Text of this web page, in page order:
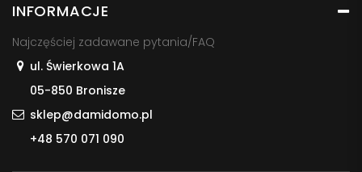
INFORMACJE
Najczęściej zadawane pytania/FAQ
ul. Świerkowa 1A
05-850 Bronisze
sklep@damidomo.pl
+48 570 071 090